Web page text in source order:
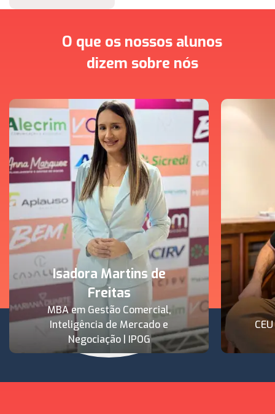
O que os nossos alunos
dizem sobre nós
Isadora Martins de
Freitas
MBA em Gestão Comercial,
Inteligência de Mercado e
Negociação | IPOG